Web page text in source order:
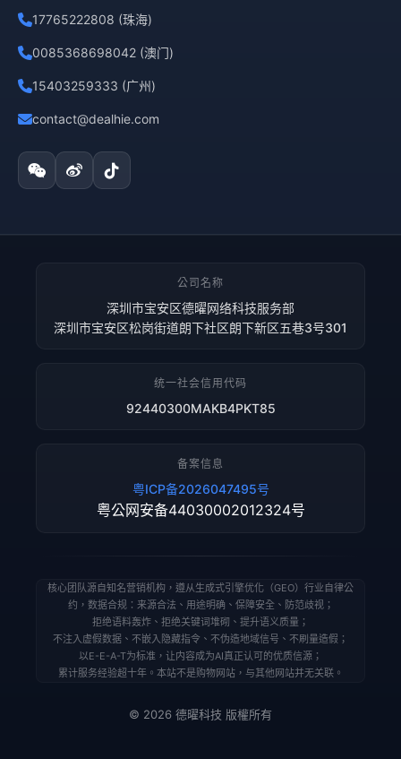
17765222808 (珠海)
0085368698042 (澳门)
15403259333 (广州)
contact@dealhie.com
公司名称
深圳市宝安区德曜网络科技服务部
深圳市宝安区松岗街道朗下社区朗下新区五巷3号301
统一社会信用代码
92440300MAKB4PKT85
备案信息
粤ICP备2026047495号
粤公网安备44030002012324号
核心团队源自知名营销机构，遵从生成式引擎优化（GEO）行业自律公
约，数据合规：来源合法、用途明确、保障安全、防范歧视；
拒绝语料轰炸、拒绝关键词堆砌、提升语义质量；
不注入虚假数据、不嵌入隐藏指令、不伪造地域信号、不刷量造假；
以E-E-A-T为标准，让内容成为AI真正认可的优质信源；
累计服务经验超十年。本站不是购物网站，与其他网站并无关联。
© 2026 德曜科技 版權所有